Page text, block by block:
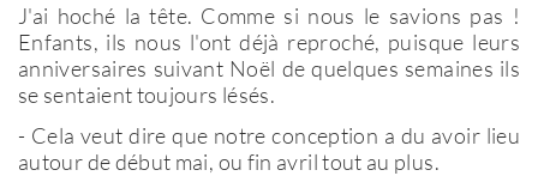
J'ai hoché la tête. Comme si nous le savions pas !
Enfants, ils nous l'ont déjà reproché, puisque leurs
anniversaires suivant Noël de quelques semaines ils
se sentaient toujours lésés.
- Cela veut dire que notre conception a du avoir lieu
autour de début mai, ou fin avril tout au plus.